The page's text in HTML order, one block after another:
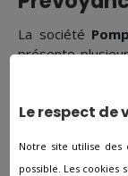
La société
présente
proches sur le
soient
Le respect de
Notre site utilise des
possible. Les cookies